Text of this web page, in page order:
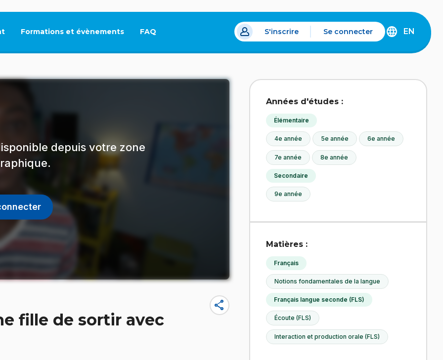
Formations et évènements FAQ
Ce lien s'ouvrira dans un nouvel onglet.
S'inscrire Se connecter
DISCOVER
EN
depuis votre zone
fille de sortir avec
share
Années d'études :
Élémentaire
4e année 5e année 6e année
7e année 8e année
Secondaire
9e année
Matières :
Français
Notions fondamentales de la langue
Français langue seconde (FLS)
Écoute (FLS)
Interaction et production orale (FLS)